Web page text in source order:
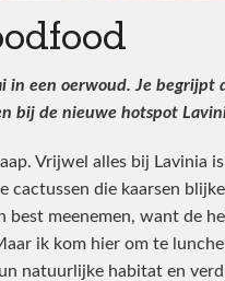
in een oerwoud. Je
bij de nieuwe hotspot
aap. Vrijwel alles bij
cactussen die kaarsen
best meenemen, want de
ik kom hier om te
natuurlijke habitat en